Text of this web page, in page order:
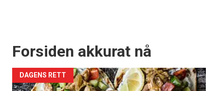
Forsiden akkurat nå
DAGENS RETT